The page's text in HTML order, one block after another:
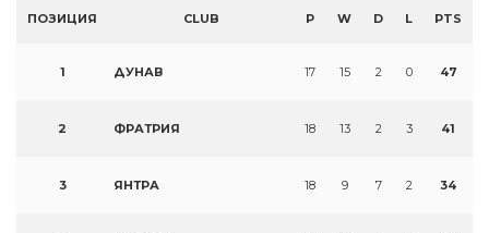
ПОЗИЦИЯ CLUB P W D L PTS
1 ДУНАВ 17 15 2 0 47
2 ФРАТРИЯ 18 13 2 3 41
3 ЯНТРА 18 9 7 2 34